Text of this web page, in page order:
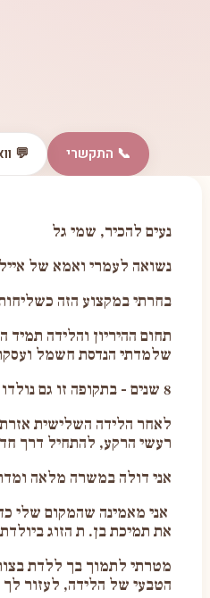
📞 התקשרי 💬
נעים להכיר, שמי גל
נשואה לעמרי ואמא של
בחרתי במקצוע הזה
תחום ההיריון והלידה תמיד
שלמדתי הנדסת חשמל
8 שנים - בתקופה זו גם נולדו 3 ילדיי. עם כל הריון ולידה שלי עברתי מסע פנימי, והחלום המקורי חזר אליי.
לאחר הלידה השלישית
רעשי הרקע, להתחיל דרך
אני דולה במשרה מלאה
אני מאמינה שהמקום שלי
את תמיכת בן. ת הזוג
מטרתי לתמוך בך ללדת
הטבעי של הלידה, לעזור